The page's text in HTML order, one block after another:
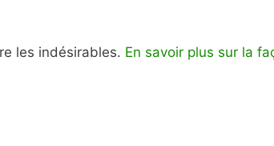
les indésirables. En savoir plus sur la